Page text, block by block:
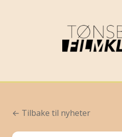
← Tilbake til nyheter